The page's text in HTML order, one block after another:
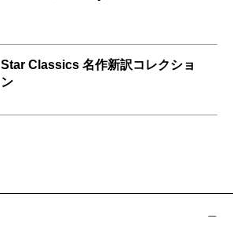
Star Classics 名作新訳コレクショ
ン